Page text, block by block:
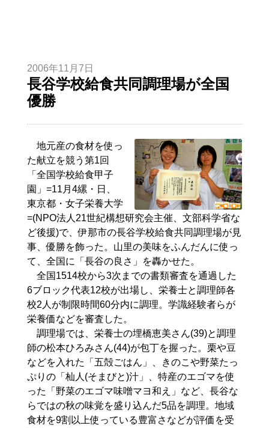
2006年11月7日
長谷学校給食共同調理場が全国
優勝
地元産の食材を使っ
た献立を競う第1回
「全国学校給食甲子
園」=11月4縲・日、
東京都・女子栄養大学
=(NPO法人21世紀構想研究会主催、文部科学省な
ど後援)で、伊那市の長谷学校給食共同調理場が見
事、優勝を飾った。山里の美味をふんだんに使っ
て、全国に「長谷の良さ」を轟かせた。
全国1514校から3次までの書類審査を通過した
6ブロック代表12校が出場し、栄養士と調理師各
校2人が制限時間60分内に調理。学識経験者らが
栄養価などを審査した。
調理場では、栄養士の埋橋恵美さん(39)と調理
師の松本ひろみさん(44)が包丁を握った。栗や豆
などを入れた「五殻ごはん」、きのこや野菜たっ
ぷりの「杣人(そまびと)汁」、特産のエゴマを使
った「野菜のエゴマ味噌マヨ和え」など、長谷な
らではの秋の味覚を盛り込んだ5品を調理。地域
食材を9割以上使っている豊富さなどが評価を受